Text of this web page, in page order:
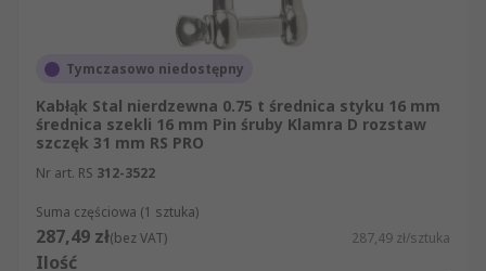
Tymczasowo niedostępny
Kabłąk Stal nierdzewna 0.75 t średnica styku 16 mm
średnica szekli 16 mm Pin śruby Klamra D rozstaw
szczęk 31 mm RS PRO
Nr art. RS 312-3522
Suma częściowa (1 sztuka)
287,49 zł(bez VAT) 287,49 zł/sztuka
Ilość